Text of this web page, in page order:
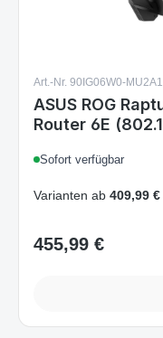
Art.-Nr. 90IG06W0-
ASUS ROG
Router 6E
VPN Fusion,
Sofort verfügbar
Varianten ab 409,99 €
Regulärer Preis:
455,99 €